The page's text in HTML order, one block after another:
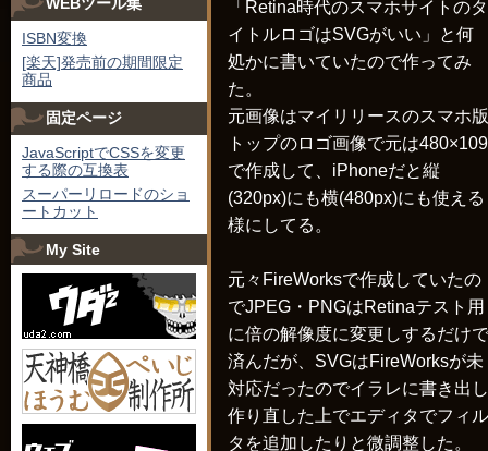
「Retina時代のスマホサイトのタ
イトルロゴはSVGがいい」と何
処かに書いていたので作ってみ
た。
元画像はマイリリースのスマホ版
トップのロゴ画像で元は480×109
で作成して、iPhoneだと縦
(320px)にも横(480px)にも使える
様にしてる。
元々FireWorksで作成していたの
でJPEG・PNGはRetinaテスト用
に倍の解像度に変更しするだけで
済んだが、SVGはFireWorksが未
対応だったのでイラレに書き出し
作り直した上でエディタでフィル
タを追加したりと微調整した。
ISBN変換
[楽天]発売前の期間限定
商品
固定ページ
JavaScriptでCSSを変更
する際の互換表
スーパーリロードのショ
ートカット
My Site